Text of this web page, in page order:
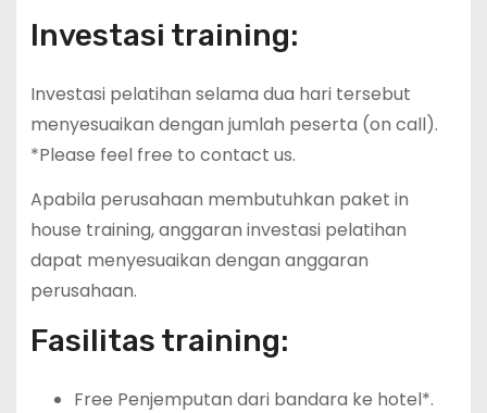
Investasi training:
Investasi pelatihan selama dua hari tersebut
menyesuaikan dengan jumlah peserta (on call).
*Please feel free to contact us.
Apabila perusahaan membutuhkan paket in
house training, anggaran investasi pelatihan
dapat menyesuaikan dengan anggaran
perusahaan.
Fasilitas training:
Free Penjemputan dari bandara ke hotel*.